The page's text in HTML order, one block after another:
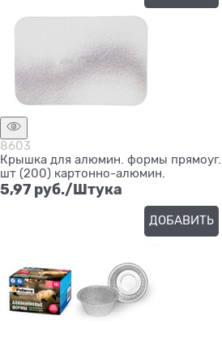
8603
Крышка для алюмин. формы
шт (200) картонно-алюмин.
5,97 руб./Штука
ДОБАВИТЬ